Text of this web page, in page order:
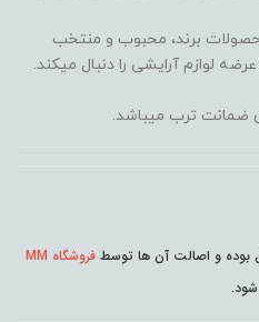
ارائه محصولات برند، محبوب و منتخب
لوازم آرایشی را دنبال میکند.
ضمانت ترب میباشد.
بوده و اصالت آن ها توسط فروشگاه MM